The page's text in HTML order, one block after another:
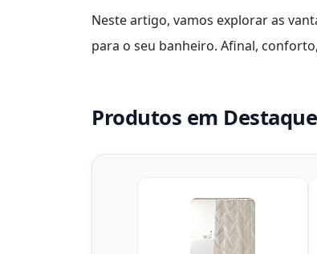
Neste artigo, vamos explorar as
para o seu banheiro. Afinal,
Produtos em Destaque